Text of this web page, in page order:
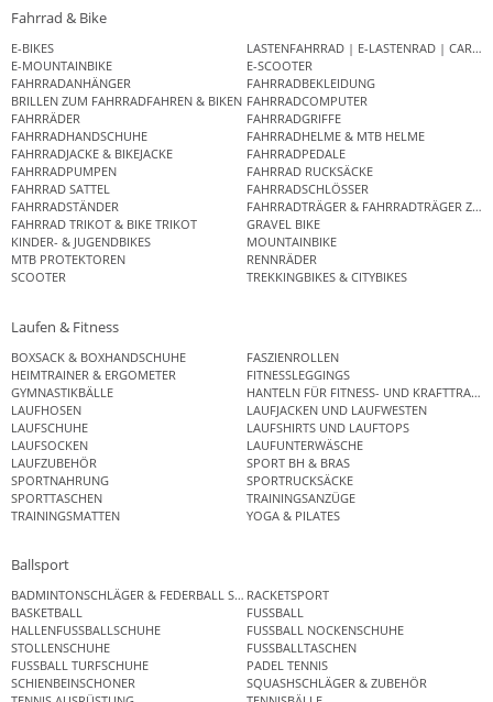
Fahrrad & Bike
E-BIKES
LASTENFAHRRAD | E-LASTENRAD |
E-MOUNTAINBIKE
E-SCOOTER
FAHRRADANHÄNGER
FAHRRADBEKLEIDUNG
BRILLEN ZUM FAHRRADFAHREN & BIKEN FAHRRADCOMPUTER
FAHRRÄDER
FAHRRADGRIFFE
FAHRRADHANDSCHUHE
FAHRRADHELME & MTB HELME
FAHRRADJACKE & BIKEJACKE
FAHRRADPEDALE
FAHRRADPUMPEN
FAHRRAD RUCKSÄCKE
FAHRRAD SATTEL
FAHRRADSCHLÖSSER
FAHRRADSTÄNDER
FAHRRADTRÄGER & FAHRRADTRÄGER
FAHRRAD TRIKOT & BIKE TRIKOT
GRAVEL BIKE
KINDER- & JUGENDBIKES
MOUNTAINBIKE
MTB PROTEKTOREN
RENNRÄDER
SCOOTER
TREKKINGBIKES & CITYBIKES
Laufen & Fitness
BOXSACK & BOXHANDSCHUHE
FASZIENROLLEN
HEIMTRAINER & ERGOMETER
FITNESSLEGGINGS
GYMNASTIKBÄLLE
HANTELN FÜR FITNESS- UND
LAUFHOSEN
LAUFJACKEN UND LAUFWESTEN
LAUFSCHUHE
LAUFSHIRTS UND LAUFTOPS
LAUFSOCKEN
LAUFUNTERWÄSCHE
LAUFZUBEHÖR
SPORT BH & BRAS
SPORTNAHRUNG
SPORTRUCKSÄCKE
SPORTTASCHEN
TRAININGSANZÜGE
TRAININGSMATTEN
YOGA & PILATES
Ballsport
BADMINTONSCHLÄGER & FEDERBALL SETSRACKETSPORT
BASKETBALL
FUSSBALL
HALLENFUSSBALLSCHUHE
FUSSBALL NOCKENSCHUHE
STOLLENSCHUHE
FUSSBALLTASCHEN
FUSSBALL TURFSCHUHE
PADEL TENNIS
SCHIENBEINSCHONER
SQUASHSCHLÄGER & ZUBEHÖR